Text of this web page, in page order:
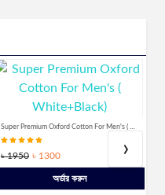
Super Premium Oxford Cotton For Men's ( White+Black)
৳ 1950 ৳ 1300
অর্ডার করুন
›